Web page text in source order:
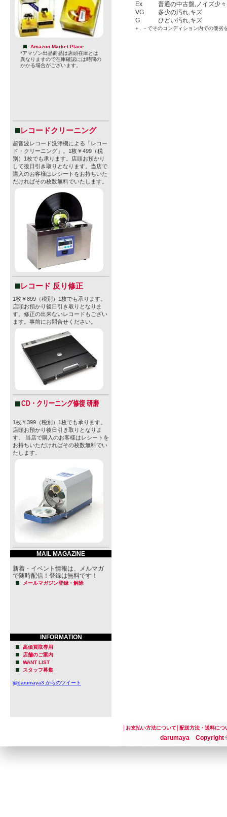
Amazon Market Place
*アマゾン出品商品は店頭在庫とは
異なりますので在庫確認には時間の
かかる場合がございます。
レコードクリーニング
超音波レコード洗浄機による「レコー
ド・クリーニング」。1枚￥499（税
別）1枚でも承ります。店頭お預かり
して後日引き取りとなります。当店で
購入のお客様はレシートをお持ちいた
だければその枚数無料でいたします。
レコード 反り修正
1枚￥899（税別）1枚でも承ります。
店頭お預かり後日引き取りとなりま
す。修正の出来ないレコードもござい
ます。事前にお問合せください。
CD・クリーニング修復 研磨
1枚￥399（税別）1枚でも承ります。
店頭お預かり後日引き取りとなりま
す。 当店で購入のお客様はレシートを
お持ちいただければその枚数無料でい
たします。
MAIL MAGAZINE
新着・イベント情報は、メルマガ
で随時配信！登録は無料です！
メールマガジン登録・解除
INFORMATION
高価買取専用
店舗のご案内
WANT LIST
スタッフ募集
@darumaya3 からのツイート
Ex
普通の中古盤,ノイズ少々
VG
多少の汚れ,キズ
G
ひどい汚れ,キズ
＋, －でそのコンディション内での優劣
お支払い方法について│ 配送方法・送料につ
darumaya Copyright